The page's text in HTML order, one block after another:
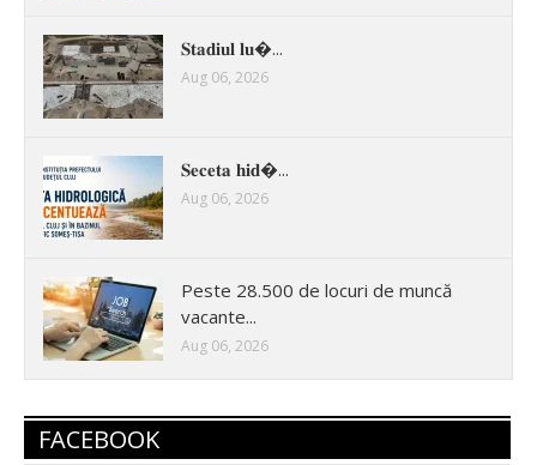
𝐒𝐭𝐚𝐝𝐢𝐮𝐥 𝐥𝐮�...
Aug 06, 2026
𝐒𝐞𝐜𝐞𝐭𝐚 𝐡𝐢𝐝�...
Aug 06, 2026
Peste 28.500 de locuri de muncă
vacante...
Aug 06, 2026
FACEBOOK